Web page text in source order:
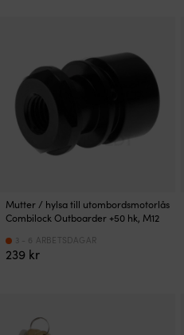
Mutter / hylsa till utombordsmotorlås
Combilock Outboarder +50 hk, M12
239 kr
3 - 6 ARBETSDAGAR